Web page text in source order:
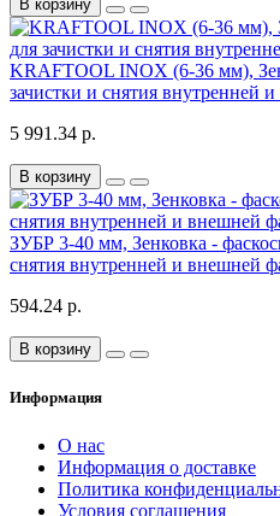
В корзину
KRAFTOOL INOX (6-36 мм),
зачистки и снятия внутренней
5 991.34 р.
В корзину
ЗУБР 3-40 мм, Зенковка -
снятия внутренней и внешней
594.24 р.
В корзину
Информация
О нас
Информация о доставке
Политика
Условия соглашения